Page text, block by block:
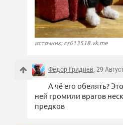
источник: cs613518.vk.me
Фёдор Гриднев, 29
А чё его обелять?
ней громили врагов
предков